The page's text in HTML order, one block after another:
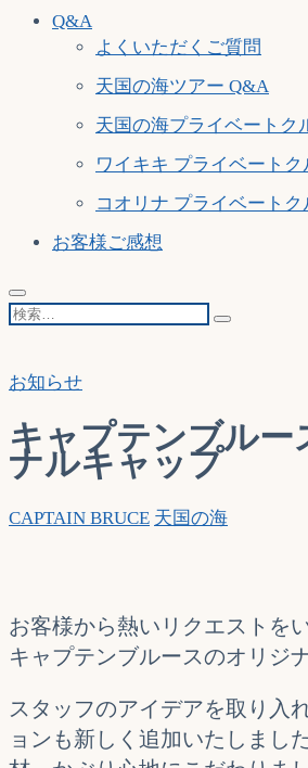
Q&A
よくいただくご質問
天国の海ツアー Q&A
天国の海プライベートク
ワイキキ プライベート
コオリナ プライベート
お客様ご感想
検
お知らせ
キャプテンブルー
ナルキャップ
CAPTAIN BRUCE 天国の海
お客様から熱いリクエストを
キャプテンブルースのオリジ
スタッフのアイデアを取り入
ョンも新しく追加いたしまし